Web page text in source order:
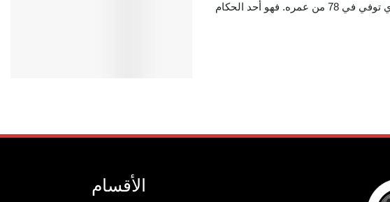
عيدي أمين دادا، أحد الرؤساء الأوغنديين السابقين الذي توفي في 78 من عمره. فهو أحد الحكام
الأقسام